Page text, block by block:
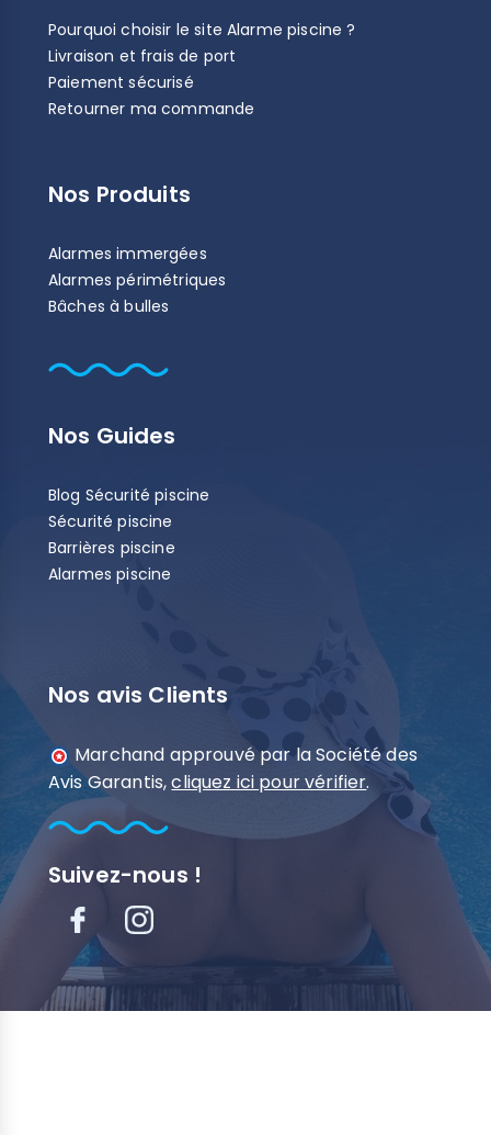
Pourquoi choisir le site Alarme piscine ?
Livraison et frais de port
Paiement sécurisé
Retourner ma commande
Nos Produits
Alarmes immergées
Alarmes périmétriques
Bâches à bulles
Nos Guides
Blog Sécurité piscine
Sécurité piscine
Barrières piscine
Alarmes piscine
Nos avis Clients
Marchand approuvé par la Société des
Avis Garantis,cliquez ici pour vérifier.
Suivez-nous !